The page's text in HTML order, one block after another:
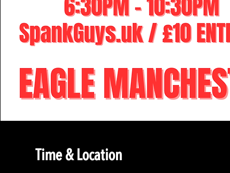
Time & Location